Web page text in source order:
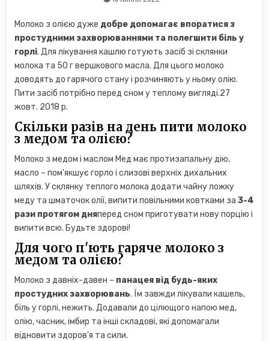
Молоко з олією дуже добре допомагає впоратися з
простудними захворюваннями та полегшити біль у
горлі. Для лікування кашлю готують засіб зі склянки
молока та 50 г вершкового масла. Для цього молоко
доводять до гарячого стану і розчиняють у ньому олію.
Пити засіб потрібно перед сном у теплому вигляді.27
жовт. 2018 р.
Скільки разів на день пити молоко
з медом та олією?
Молоко з медом і маслом Мед має протизапальну дію,
масло – пом'якшує горло і слизові верхніх дихальних
шляхів. У склянку теплого молока додати чайну ложку
меду та шматочок олії, випити повільними ковтками за3-4
рази протягом дняперед сном приготувати нову порцію і
випити всю. Будьте здорові!
Для чого п'ють гаряче молоко з
медом та олією?
Молоко з давніх-давен – панацея від будь-яких
простудних захворювань. Їм завжди лікували кашель,
біль у горлі, нежить. Додавали до цілющого напою мед,
олію, часник, імбир та інші складові, які допомагали
відновити здоров'я та сили.